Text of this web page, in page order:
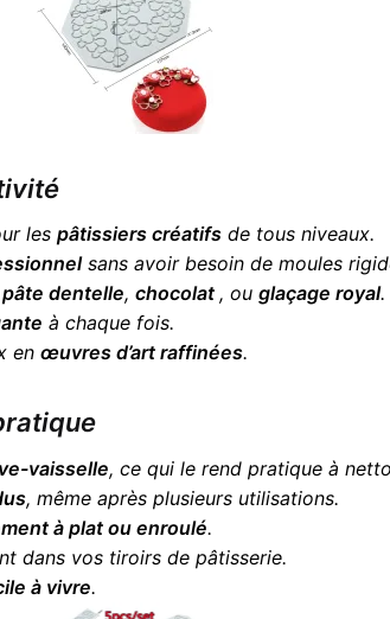
les pâtissiers créatifsde tous niveaux.
sans avoir besoin de moules
pâte dentelle, chocolat , ou glaçage royal.
à chaque fois.
en œuvres d’art raffinées.
vaisselle, ce qui le rend pratique à
, même après plusieurs utilisations.
à plat ou enroulé.
dans vos tiroirs de pâtisserie.
à vivre.